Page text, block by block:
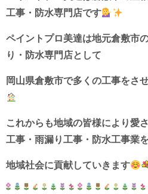
工事・防水専門店です
ペイントプロ美達は地元倉敷市
り・防水専門店として
岡山県倉敷市で多くの工事をさ
これからも地域の皆様により愛
工事・雨漏り工事・防水工事業
地域社会に貢献していきます